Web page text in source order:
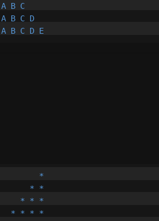
A B C
A B C D
A B C D E
        *
      * *
    * * *
  * * * *